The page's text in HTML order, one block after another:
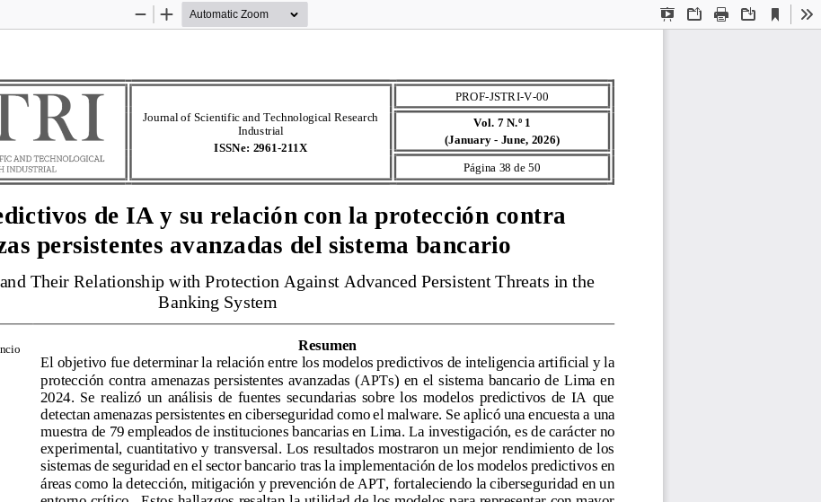
Presentation
OpenPrint Download
Current
View
Zoom
Zoom
Journal of Scientific and Technological Research
Industrial
ISSNe: 2961-211X
PROF-JSTRI-V-00
Vol. 7 N.º 1
(January - June, 2026)
Página 38 de 50
de IA y su relación con la protección contra
persistentes avanzadas del sistema bancario
Their Relationship with Protection Against Advanced Persistent Threats in the
Banking System
Resumen
El objetivo fue determinar la relación entre los modelos predictivos de inteligencia artificial y la
protección contra amenazas persistentes avanzadas (APTs)  en el  sistema  bancario de  Lima  en
2024.  Se  realizó  un  análisis  de  fuentes  secundarias  sobre  los  modelos  predictivos  de  IA  que
detectan amenazas persistentes en ciberseguridad como el malware. Se aplicó una encuesta a una
muestra de 79 empleados de instituciones bancarias en Lima. La investigación, es de carácter no
experimental, cuantitativo y transversal. Los resultados mostraron un mejor rendimiento de los
sistemas de seguridad en el sector bancario tras la implementación de los modelos predictivos en
áreas como la detección, mitigación y prevención de APT, fortaleciendo la ciberseguridad en un